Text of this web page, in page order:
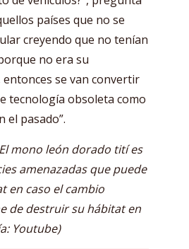
países que no se
creyendo que no tenían
no era su
se van convertir
tecnología obsoleta como
el pasado”.
mono león dorado tití es
amenazadas que puede
en caso el cambio
de destruir su hábitat en
Youtube)